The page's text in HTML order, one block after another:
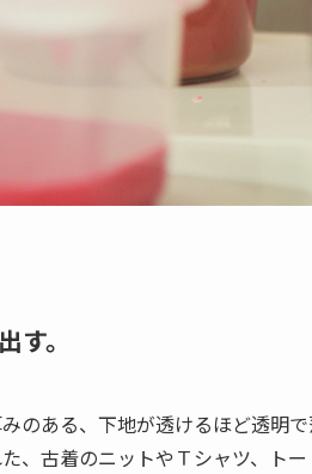
す。
のある、下地が透けるほど透明
古着のニットやＴシャツ、ト